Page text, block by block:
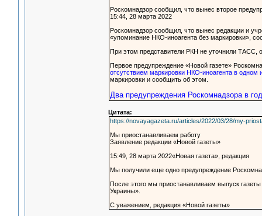
Роскомнадзор сообщил, что вынес второе
15:44, 28 марта 2022
Роскомнадзор сообщил, что вынес редакции и
«упоминание НКО-иноагента без маркировки»,
При этом представители РКН не уточнили ТАСС,
Первое предупреждение «Новой газете»
отсутствием маркировки НКО-иноагента в одном
маркировки и сообщить об этом.
Два предупреждения Роскомнадзора в
Цитата:
https://novayagazeta.ru/articles/2022/03/28/my-
Мы приостанавливаем работу
Заявление редакции «Новой газеты»
15:49, 28 марта 2022«Новая газета», редакция
Мы получили еще одно предупреждение
После этого мы приостанавливаем выпуск
Украины».
С уважением, редакция «Новой газеты»